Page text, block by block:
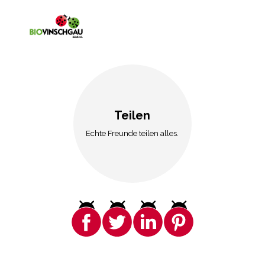
Teilen
Echte Freunde teilen alles.